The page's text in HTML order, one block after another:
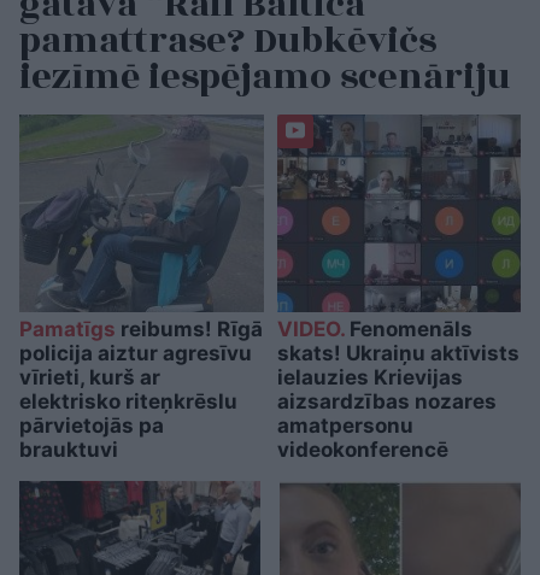
pamattrase? Dubkēvičs
iezīmē iespējamo scenāriju
Pamatīgs reibums! Rīgā
policija aiztur agresīvu
vīrieti, kurš ar
elektrisko riteņkrēslu
pārvietojās pa
brauktuvi
VIDEO.Fenomenāls
skats! Ukraiņu aktīvists
ielauzies Krievijas
aizsardzības nozares
amatpersonu
videokonferencē